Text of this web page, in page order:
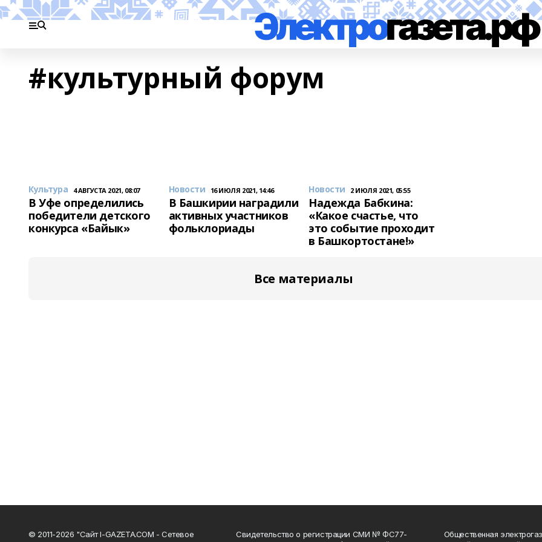
#культурный форум
Культура 4 АВГУСТА 2021, 08:07
В Уфе определились
победители детского
конкурса «Байык»
Новости 16 ИЮЛЯ 2021, 14:46
В Башкирии наградили
активных участников
фольклориады
Новости 2 ИЮЛЯ 2021, 05:55
Надежда Бабкина:
«Какое счастье, что
это событие проходит
в Башкортостане!»
Все материалы
© 2011-2026 "Сайт I-GAZETA.COM - Сетевое
Свидетельство о регистрации СМИ № ФС77-
Общественная